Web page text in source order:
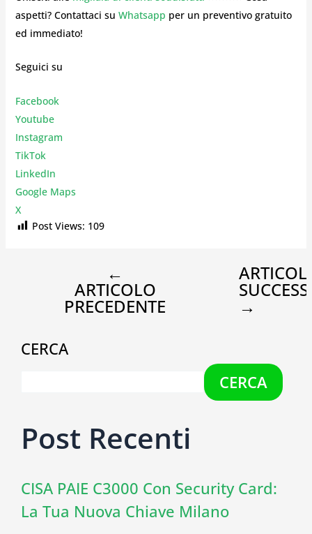
aspetti? Contattaci su Whatsapp per un preventivo gratuito
ed immediato!
Seguici su
Facebook
Youtube
Instagram
TikTok
LinkedIn
Google Maps
X
Post Views: 109
←
ARTICOLO
PRECEDENTE →
CERCA
CERCA
Post Recenti
CISA PAIE C3000 Con Security Card:
La Tua Nuova Chiave Milano